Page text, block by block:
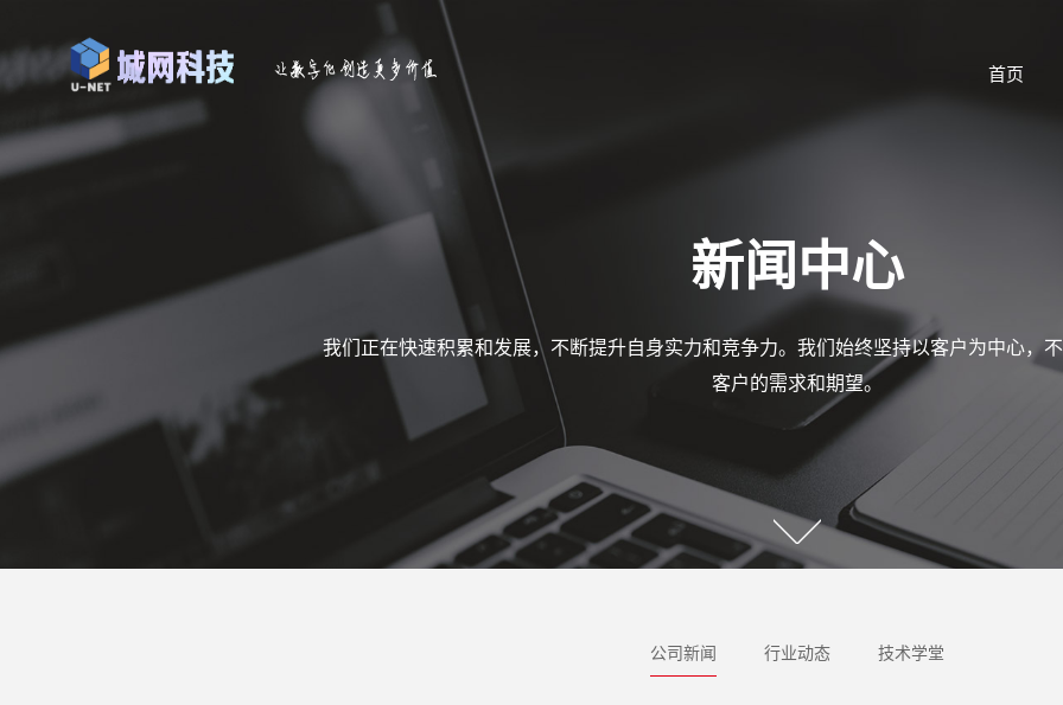
首页
新闻中心
我们正在快速积累和发展，不断提升自身实力和竞争力。我们始终坚持以客户为中心，
客户的需求和期望。
公司新闻 行业动态 技术学堂